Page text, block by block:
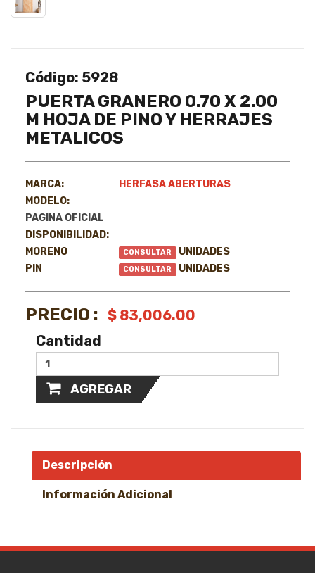
Código: 5928
PUERTA GRANERO 0.70 X 2.00
M HOJA DE PINO Y HERRAJES
METALICOS
MARCA:
HERFASA ABERTURAS
MODELO:
PAGINA OFICIAL
DISPONIBILIDAD:
MORENO
CONSULTAR
UNIDADES
PIN
CONSULTAR UNIDADES
PRECIO : $ 83,006.00
Cantidad
AGREGAR
Descripción
Información Adicional